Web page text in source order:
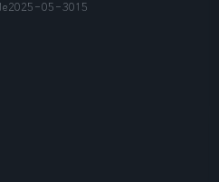
2025-05-3015